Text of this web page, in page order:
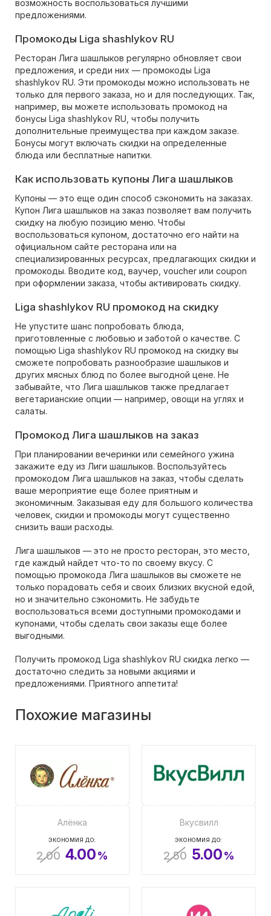
возможность воспользоваться лучшими
предложениями.
Промокоды Liga shashlykov RU
Ресторан Лига шашлыков регулярно обновляет свои
предложения, и среди них — промокоды Liga
shashlykov RU. Эти промокоды можно использовать не
только для первого заказа, но и для последующих. Так,
например, вы можете использовать промокод на
бонусы Liga shashlykov RU, чтобы получить
дополнительные преимущества при каждом заказе.
Бонусы могут включать скидки на определенные
блюда или бесплатные напитки.
Как использовать купоны Лига шашлыков
Купоны — это еще один способ сэкономить на заказах.
Купон Лига шашлыков на заказ позволяет вам получить
скидку на любую позицию меню. Чтобы
воспользоваться купоном, достаточно его найти на
официальном сайте ресторана или на
специализированных ресурсах, предлагающих скидки и
промокоды. Вводите код, ваучер, voucher или coupon
при оформлении заказа, чтобы активировать скидку.
Liga shashlykov RU промокод на скидку
Не упустите шанс попробовать блюда,
приготовленные с любовью и заботой о качестве. С
помощью Liga shashlykov RU промокод на скидку вы
сможете попробовать разнообразие шашлыков и
других мясных блюд по более выгодной цене. Не
забывайте, что Лига шашлыков также предлагает
вегетарианские опции — например, овощи на углях и
салаты.
Промокод Лига шашлыков на заказ
При планировании вечеринки или семейного ужина
закажите еду из Лиги шашлыков. Воспользуйтесь
промокодом Лига шашлыков на заказ, чтобы сделать
ваше мероприятие еще более приятным и
экономичным. Заказывая еду для большого количества
человек, скидки и промокоды могут существенно
снизить ваши расходы.
Лига шашлыков — это не просто ресторан, это место,
где каждый найдет что-то по своему вкусу. С
помощью промокода Лига шашлыков вы сможете не
только порадовать себя и своих близких вкусной едой,
но и значительно сэкономить. Не забудьте
воспользоваться всеми доступными промокодами и
купонами, чтобы сделать свои заказы еще более
выгодными.
Получить промокод Liga shashlykov RU скидка легко —
достаточно следить за новыми акциями и
предложениями. Приятного аппетита!
Похожие магазины
Алёнка
ЭКОНОМИЯ ДО:
2.00 4.00%
Вкусвилл
ЭКОНОМИЯ ДО:
2.50 5.00%